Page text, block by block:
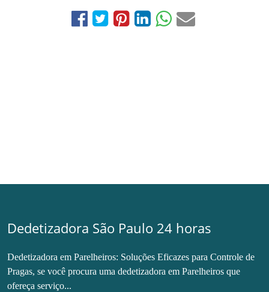
Dedetizadora São Paulo 24 horas
Dedetizadora em Parelheiros: Soluções Eficazes para Controle de
Pragas, se você procura uma dedetizadora em Parelheiros que
ofereça serviço...